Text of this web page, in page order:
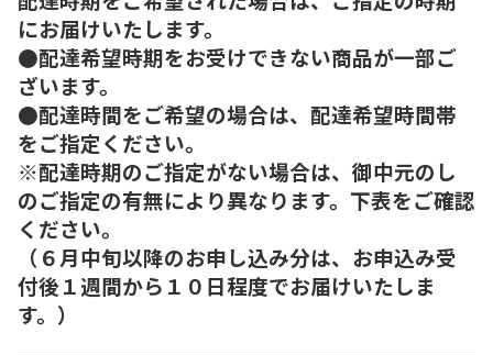
にお届けいたします。
●配達希望時期をお受けできない商品が一部ご
ざいます。
●配達時間をご希望の場合は、配達希望時間帯
をご指定ください。
※配達時期のご指定がない場合は、御中元のし
のご指定の有無により異なります。下表をご確認
ください。
（６月中旬以降のお申し込み分は、お申込み受
付後１週間から１０日程度でお届けいたしま
す。）